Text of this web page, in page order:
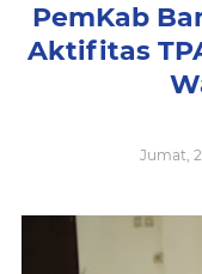
PemKab
Aktifitas
Jumat,